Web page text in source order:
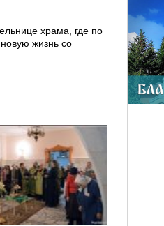
храма, где по
жизнь со